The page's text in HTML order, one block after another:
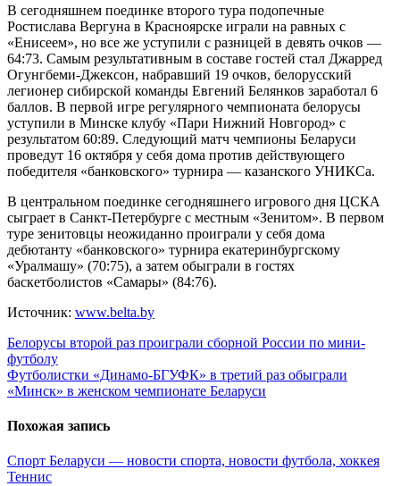
В сегодняшнем поединке второго тура подопечные
Ростислава Вергуна в Красноярске играли на равных с
«Енисеем», но все же уступили с разницей в девять очков —
64:73. Самым результативным в составе гостей стал Джарред
Огунгбеми-Джексон, набравший 19 очков, белорусский
легионер сибирской команды Евгений Белянков заработал 6
баллов. В первой игре регулярного чемпионата белорусы
уступили в Минске клубу «Пари Нижний Новгород» с
результатом 60:89. Следующий матч чемпионы Беларуси
проведут 16 октября у себя дома против действующего
победителя «банковского» турнира — казанского УНИКСа.
В центральном поединке сегодняшнего игрового дня ЦСКА
сыграет в Санкт-Петербурге с местным «Зенитом». В первом
туре зенитовцы неожиданно проиграли у себя дома
дебютанту «банковского» турнира екатеринбургскому
«Уралмашу» (70:75), а затем обыграли в гостях
баскетболистов «Самары» (84:76).
Источник: www.belta.by
Навигация
по
записям
Белорусы второй раз проиграли сборной России по мини-
футболу
Футболистки «Динамо-БГУФК» в третий раз обыграли
«Минск» в женском чемпионате Беларуси
Похожая запись
Спорт Беларуси — новости спорта, новости футбола, хоккея
Теннис